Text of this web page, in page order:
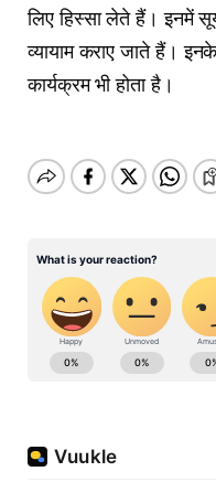
लिए हिस्सा लेते हैं। इनमें
व्यायाम कराए जाते हैं।
कार्यक्रम भी होता है।